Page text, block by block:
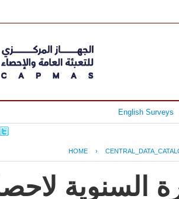
English Surveys
HOME ›
السنوية